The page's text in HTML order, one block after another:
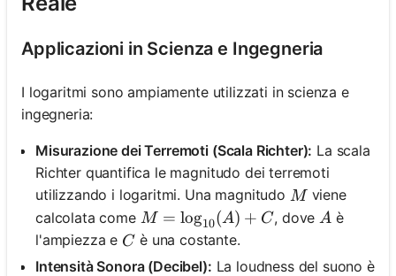
Applicazioni in Scienza e Ingegneria
I logaritmi sono ampiamente utilizzati in scienza e
ingegneria:
Misurazione dei Terremoti (Scala Richter): La scala
Richter quantifica le magnitudo dei terremoti
utilizzando i logaritmi. Una magnitudo M
Mviene
calcolata come M = \log_{10}(A) + C
M = log10(A) + C, dove A
A è
l'ampiezza e C
C è una costante.
Intensità Sonora (Decibel): La loudness del suono è